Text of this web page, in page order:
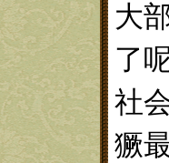
大
了
社
獗